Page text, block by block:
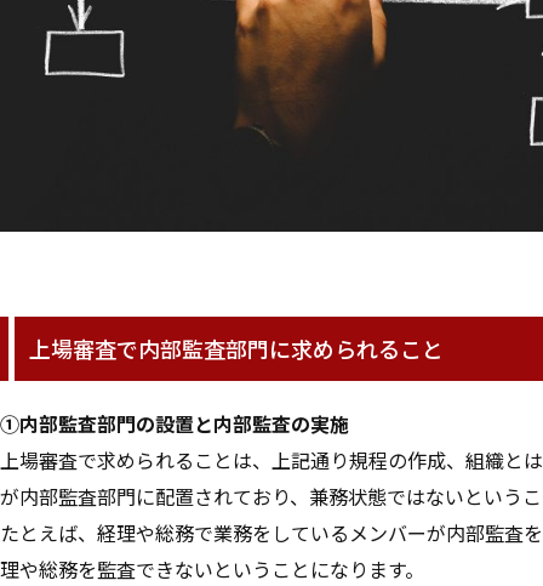
上場審査で内部監査部門に求められること
①内部監査部門の設置と内部監査の実施
上場審査で求められることは、上記通り規程の作成、組織と
が内部監査部門に配置されており、兼務状態ではないという
たとえば、経理や総務で業務をしているメンバーが内部監査
理や総務を監査できないということになります。